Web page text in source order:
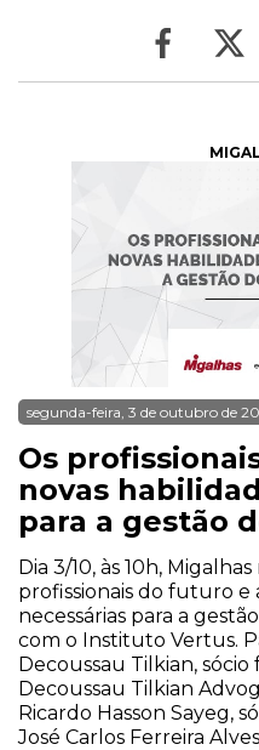
segunda-feira, 3 de outubro de
Os
novas
para a gestão
Dia 3/10, às 10h,
profissionais do futuro e
necessárias para a
com o Instituto Vertus.
Decoussau Tilkian,
Decoussau Tilkian
Ricardo Hasson Sayeg,
José Carlos Ferreira